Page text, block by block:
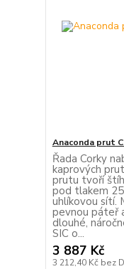
Anaconda prut
Řada Corky
kaprových
prutu tvoří
pod tlakem
uhlíkovou sítí.
pevnou páteř
dlouhé,
SIC o...
3 887 Kč
3 212,40 Kč bez